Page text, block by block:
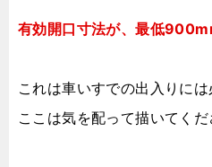
有効開口寸法が、最低
これは車いすでの出入りに
ここは気を配って描いてくだ